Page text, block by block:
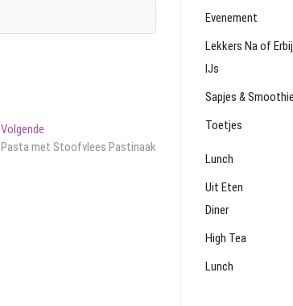
Volgende
bericht:
Pasta met Stoofvlees Pastinaak
Evenement
Lekkers Na of Erbij
IJs
Sapjes &
Toetjes
Lunch
Uit Eten
Diner
High Tea
Lunch